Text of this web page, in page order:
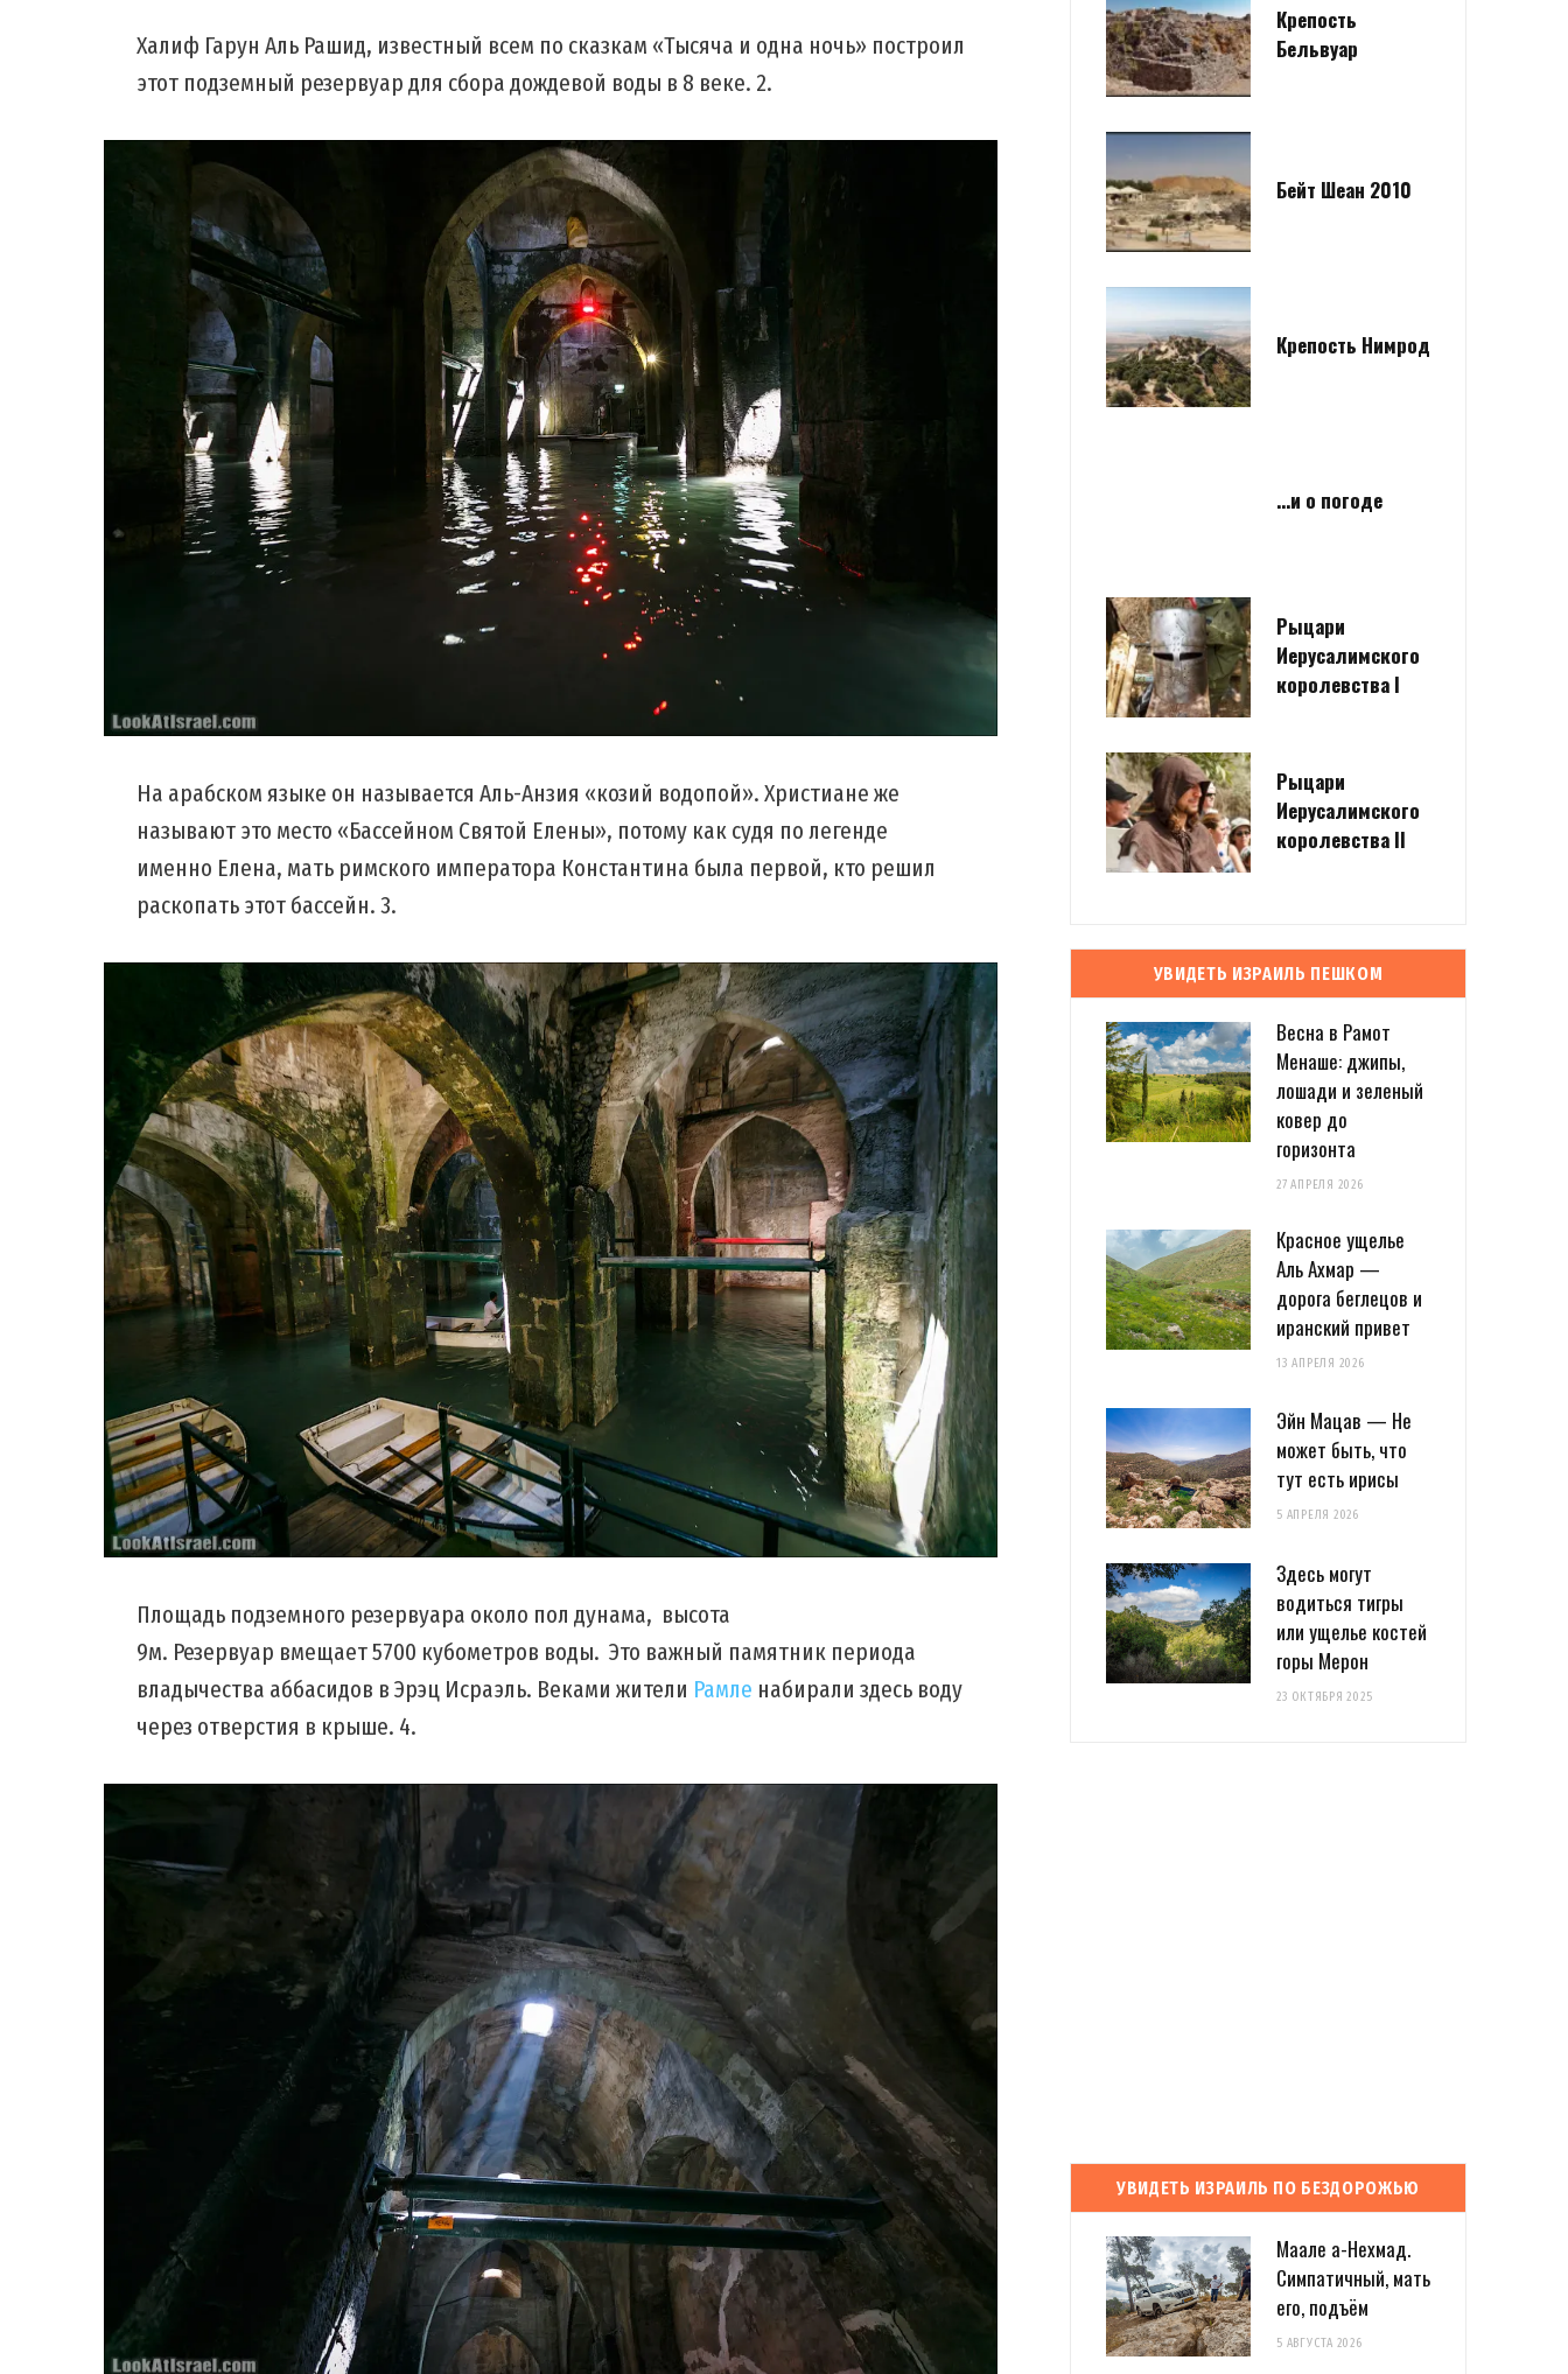
Халиф Гарун Аль Рашид, известный всем по сказкам «Тысяча и одна ночь» построил
этот подземный резервуар для сбора дождевой воды в 8 веке. 2.
На арабском языке он называется Аль-Анзия «козий водопой». Христиане же
называют это место «Бассейном Святой Елены», потому как судя по легенде
именно Елена, мать римского императора Константина была первой, кто решил
раскопать этот бассейн. 3.
Площадь подземного резервуара около пол дунама, высота
9м. Резервуар вмещает 5700 кубометров воды. Это важный памятник периода
владычества аббасидов в Эрэц Исраэль. Веками жители Рамле набирали здесь воду
через отверстия в крыше. 4.
Крепость
Бельвуар
Бейт Шеан 2010
Крепость Нимрод
…и о погоде
Рыцари
Иерусалимского
королевства I
Рыцари
Иерусалимского
королевства II
УВИДЕТЬ ИЗРАИЛЬ ПЕШКОМ
Весна в Рамот
Менаше: джипы,
лошади и зеленый
ковер до
горизонта
27 АПРЕЛЯ 2026
Красное ущелье
Аль Ахмар —
дорога беглецов и
иранский привет
13 АПРЕЛЯ 2026
Эйн Мацав — Не
может быть, что
тут есть ирисы
5 АПРЕЛЯ 2026
Здесь могут
водиться тигры
или ущелье костей
горы Мерон
23 ОКТЯБРЯ 2025
УВИДЕТЬ ИЗРАИЛЬ ПО БЕЗДОРОЖЬЮ
Маале а-Нехмад.
Симпатичный, мать
его, подъём
5 АВГУСТА 2026